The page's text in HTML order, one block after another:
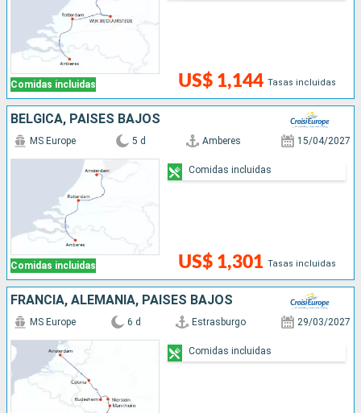
Comidas incluidas US$ 1,144 Tasas incluidas
BÉLGICA, PAISES BAJOS
Comidas incluidas
MS Europe 5 d Amberes 15/04/2027
US$ 1,301 Tasas incluidas
Comidas incluidas
FRANCIA, ALEMANIA, PAISES BAJOS
MS Europe 6 d Estrasburgo 29/03/2027
Comidas incluidas